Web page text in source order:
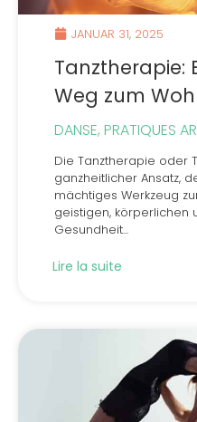
JANUAR 31, 2025
Tanztherapie:
Weg zum
DANSE, PRATIQUES
Die Tanztherapie oder
ganzheitlicher Ansatz,
mächtiges Werkzeug
geistigen, körperlichen
Gesundheit...
Lire la suite